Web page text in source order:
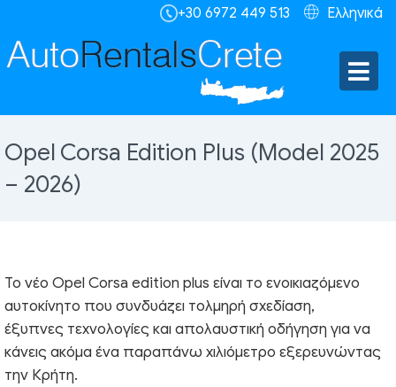
Ελληνικά
+30 6972 449 513
Opel Corsa Edition Plus (Model 2025
– 2026)
To νέο Opel Corsa edition plus είναι το ενοικιαζόμενο
αυτοκίνητο που συνδυάζει τολμηρή σχεδίαση,
έξυπνες τεχνολογίες και απολαυστική οδήγηση για να
κάνεις ακόμα ένα παραπάνω χιλιόμετρο εξερευνώντας
την Κρήτη.